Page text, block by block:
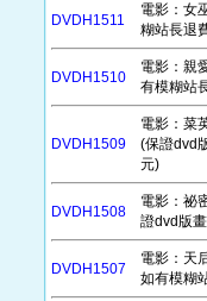
DVDH1511
電影：女
糊站長退
DVDH1510
電影：親
有模糊站
DVDH1509
電影：菜
(保證dvd
元)
DVDH1508
電影：祕
證dvd版
DVDH1507
電影：天
如有模糊